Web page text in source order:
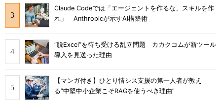
Claude Codeでは「エージェントを作るな、スキルを作
れ」 Anthropicが示すAI構築術
“脱Excel”を待ち受ける乱立問題 カカクコムが新ツール
導入を見送った理由
【マンガ付き】ひとり情シス支援の第一人者が教え
る”中堅中小企業こそRAGを使うべき理由”